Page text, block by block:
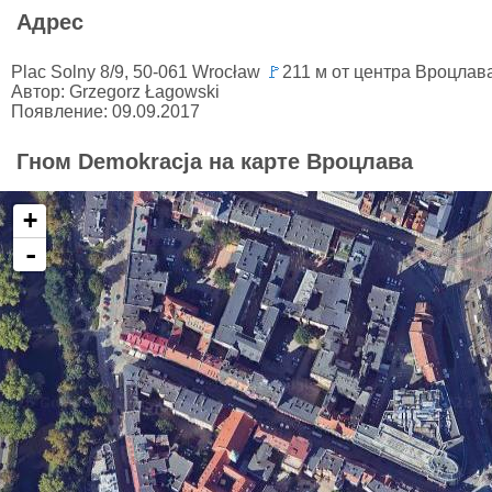
Адрес
Plac Solny 8/9, 50-061 Wrocław 🚩 211 м от центра
Автор: Grzegorz Łagowski
Появление: 09.09.2017
Гном Demokracja на карте Вроцлава
+
-